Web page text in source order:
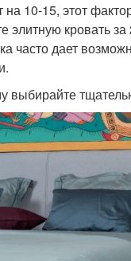
10-15, этот
элитную кровать
часто дает
выбирайте